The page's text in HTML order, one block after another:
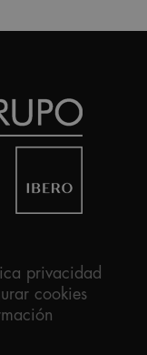
privacidad
cookies